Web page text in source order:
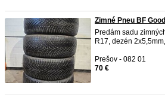
Zimné Pneu BF
Predám sadu
R17, dezén
Prešov - 082 01
70 €